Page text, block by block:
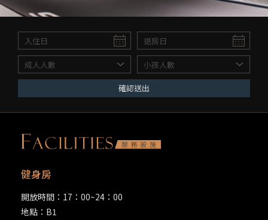
確認送出
健身房
開放時間：17：00~24：00
地點：B1